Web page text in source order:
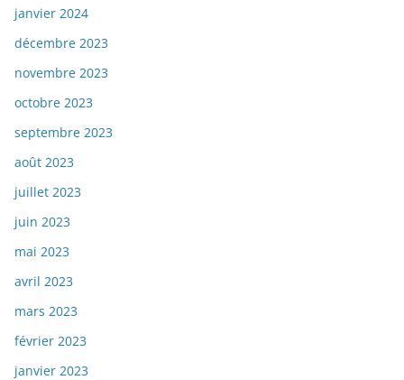
janvier 2024
décembre 2023
novembre 2023
octobre 2023
septembre 2023
août 2023
juillet 2023
juin 2023
mai 2023
avril 2023
mars 2023
février 2023
janvier 2023